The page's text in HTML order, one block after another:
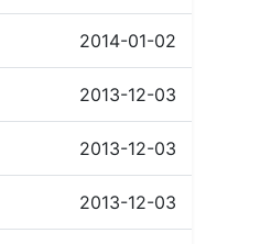
2014-01-02
2013-12-03
2013-12-03
2013-12-03